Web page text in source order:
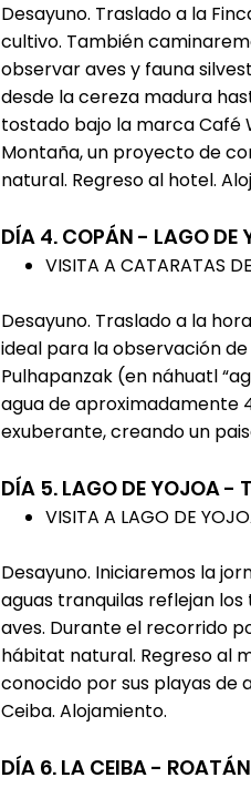
Desayuno. Traslado a la
cultivo. También
observar aves y fauna
desde la cereza madura
tostado bajo la marca Café
Montaña, un proyecto de
natural. Regreso al hotel.
DÍA 4. COPÁN - LAGO DE
VISITA A CATARATAS
Desayuno. Traslado a la
ideal para la observación
Pulhapanzak (en náhuatl
agua de aproximadamente
exuberante, creando un
DÍA 5. LAGO DE YOJOA -
VISITA A LAGO DE
Desayuno. Iniciaremos la
aguas tranquilas reflejan
aves. Durante el recorrido
hábitat natural. Regreso al
conocido por sus playas de
Ceiba. Alojamiento.
DÍA 6. LA CEIBA - ROATÁN